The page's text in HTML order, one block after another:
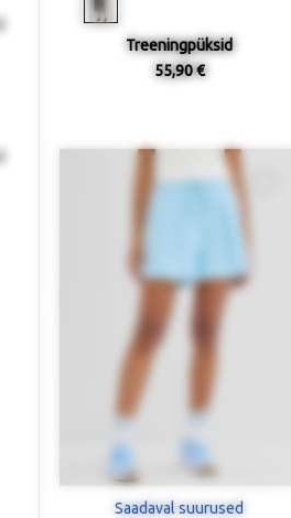
Treeningpüksid
55,90 €
Saadaval suurused